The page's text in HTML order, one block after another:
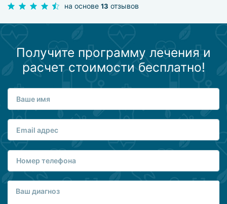
на основе 13 отзывов
Получите программу лечения и
расчет стоимости бесплатно!